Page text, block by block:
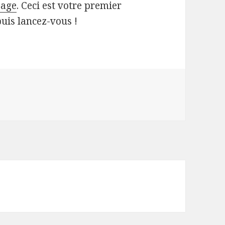
. Ceci est votre premier
lancez-vous !